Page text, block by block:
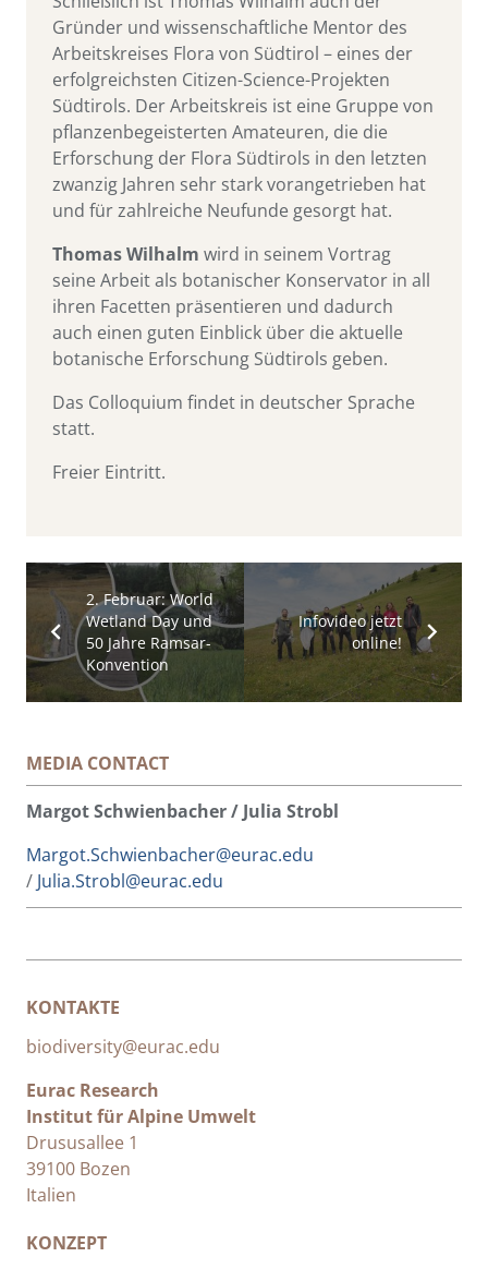
Gründer und wissenschaftliche Mentor des
Arbeitskreises Flora von Südtirol – eines der
erfolgreichsten Citizen-Science-Projekten
Südtirols. Der Arbeitskreis ist eine Gruppe von
pflanzenbegeisterten Amateuren, die die
Erforschung der Flora Südtirols in den letzten
zwanzig Jahren sehr stark vorangetrieben hat
und für zahlreiche Neufunde gesorgt hat.
Thomas Wilhalm wird in seinem Vortrag
seine Arbeit als botanischer Konservator in all
ihren Facetten präsentieren und dadurch
auch einen guten Einblick über die aktuelle
botanische Erforschung Südtirols geben.
Das Colloquium findet in deutscher Sprache
statt.
Freier Eintritt.
2. Februar: World
Wetland Day und
50 Jahre Ramsar-
Konvention
Infovideo jetzt
online!
MEDIA CONTACT
Margot Schwienbacher / Julia Strobl
Margot.Schwienbacher@eurac.edu
/ Julia.Strobl@eurac.edu
KONTAKTE
biodiversity@eurac.edu
Eurac Research
Institut für Alpine Umwelt
Drususallee 1
39100 Bozen
Italien
KONZEPT